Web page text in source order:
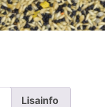
Lisainfo